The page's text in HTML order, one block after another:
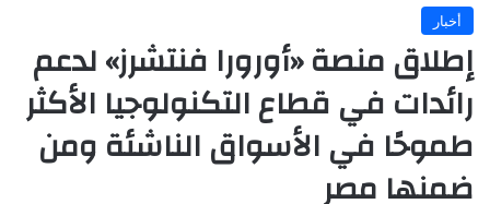
أخبار
إطلاق منصة «أورورا فنتشرز» لدعم
رائدات في قطاع التكنولوجيا الأكثر
طموحًا في الأسواق الناشئة ومن
ضمنها مصر